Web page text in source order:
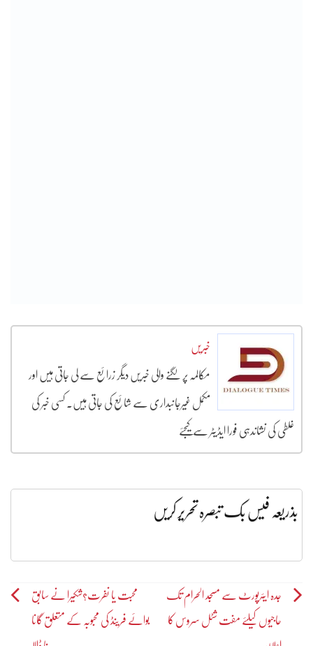
خبریں
مکالمہ پر لگنے والی خبریں دیگر زرائع سے لی جاتی ہیں اور
مکمل غیرجانبداری سے شائع کی جاتی ہیں۔ کسی خبر کی
غلطی کی نشاندہی فورا ایڈیٹر سے کیجئے
بذریعہ فیس بک تبصرہ تحریر کریں
Post
navigation
جدہ ایئرپورٹ سے مسجد الحرام تک
حاجیوں کیلئے مفت شٹل سروس کا
محبت یا نفرت؟شکیرا نے سابق
بوائے فرینڈ کی محبوبہ کے متعلق گانا